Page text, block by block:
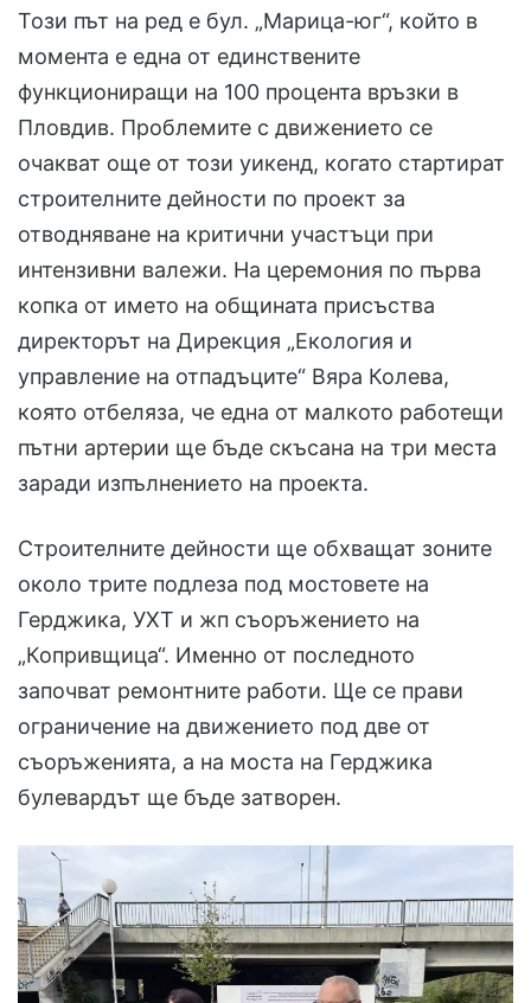
Този път на ред е бул. „Марица-юг“, който в
момента е една от единствените
функциониращи на 100 процента връзки в
Пловдив. Проблемите с движението се
очакват още от този уикенд, когато стартират
строителните дейности по проект за
отводняване на критични участъци при
интензивни валежи. На церемония по първа
копка от името на общината присъства
директорът на Дирекция „Екология и
управление на отпадъците“ Вяра Колева,
която отбеляза, че една от малкото работещи
пътни артерии ще бъде скъсана на три места
заради изпълнението на проекта.
Строителните дейности ще обхващат зоните
около трите подлеза под мостовете на
Герджика, УХТ и жп съоръжението на
„Копривщица“. Именно от последното
започват ремонтните работи. Ще се прави
ограничение на движението под две от
съоръженията, а на моста на Герджика
булевардът ще бъде затворен.